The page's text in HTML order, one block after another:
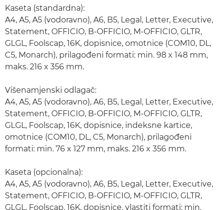
Kaseta (standardna):
A4, A5, A5 (vodoravno), A6, B5, Legal, Letter, Executive,
Statement, OFFICIO, B-OFFICIO, M-OFFICIO, GLTR,
GLGL, Foolscap, 16K, dopisnice, omotnice (COM10, DL,
C5, Monarch), prilagođeni formati: min. 98 x 148 mm,
maks. 216 x 356 mm.
Višenamjenski odlagač:
A4, A5, A5 (vodoravno), A6, B5, Legal, Letter, Executive,
Statement, OFFICIO, B-OFFICIO, M-OFFICIO, GLTR,
GLGL, Foolscap, 16K, dopisnice, indeksne kartice,
omotnice (COM10, DL, C5, Monarch), prilagođeni
formati: min. 76 x 127 mm, maks. 216 x 356 mm.
Kaseta (opcionalna):
A4, A5, A5 (vodoravno), A6, B5, Legal, Letter, Executive,
Statement, OFFICIO, B-OFFICIO, M-OFFICIO, GLTR,
GLGL, Foolscap, 16K, dopisnice, vlastiti formati: min.